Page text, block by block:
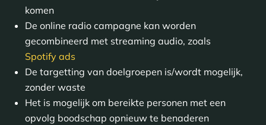
komen
De online radio campagne kan worden
gecombineerd met streaming audio, zoals
Spotify ads
De targetting van doelgroepen is/wordt mogelijk,
zonder waste
Het is mogelijk om bereikte personen met een
opvolg boodschap opnieuw te benaderen